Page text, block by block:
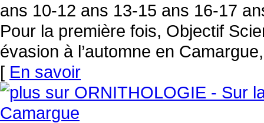
ans 10-12 ans 13-15 ans 16-17
Pour la première fois, Objectif
évasion à l’automne en
[ En savoir